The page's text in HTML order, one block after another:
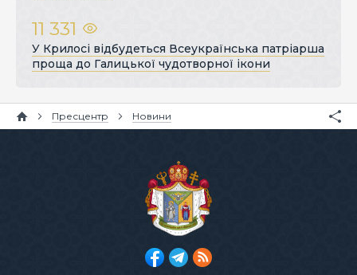
11 331
У Крилосі відбудеться Всеукраїнська патріарша
проща до Галицької чудотворної ікони
Пресцентр Новини